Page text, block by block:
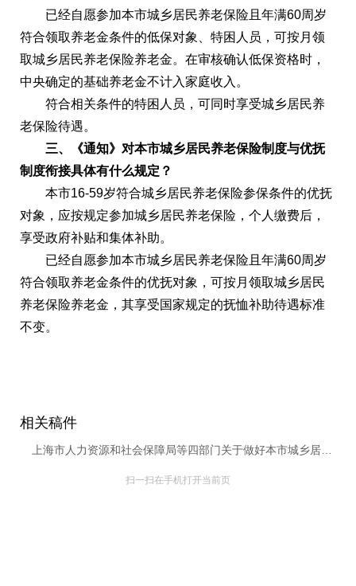
已经自愿参加本市城乡居民养老保险且年满60周岁
符合领取养老金条件的低保对象、特困人员，可按月领
取城乡居民养老保险养老金。在审核确认低保资格时，
中央确定的基础养老金不计入家庭收入。
符合相关条件的特困人员，可同时享受城乡居民养
老保险待遇。
三、《通知》对本市城乡居民养老保险制度与优抚
制度衔接具体有什么规定？
本市16-59岁符合城乡居民养老保险参保条件的优抚
对象，应按规定参加城乡居民养老保险，个人缴费后，
享受政府补贴和集体补助。
已经自愿参加本市城乡居民养老保险且年满60周岁
符合领取养老金条件的优抚对象，可按月领取城乡居民
养老保险养老金，其享受国家规定的抚恤补助待遇标准
不变。
相关稿件
扫一扫在手机打开当前页